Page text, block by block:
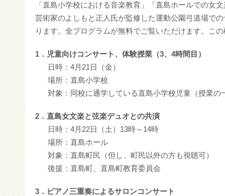
「直島小学校における音楽教育」「直島ホールでの女
芸術家のよしもと正人氏が監修した運動公園弓道場で
ります。全プログラムが無料でご覧いただけます。こ
1．児童向けコンサート、体験授業（3、4時間目）
日時：4月21日（金）
場所：直島小学校
対象：同校に通学している直島小学校児童（授業の
2．直島女文楽と弦楽デュオとの共演
日時：4月22日（土）13時～14時
場所：直島ホール
対象：直島町民（但し、町民以外の方も視聴可）
後援：直島町、直島町教育委員会
3．ピアノ三重奏によるサロンコンサート